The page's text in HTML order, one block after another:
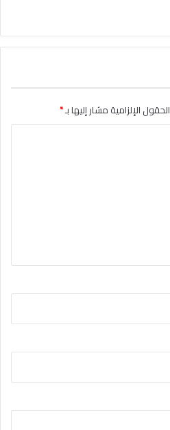
الحقول الإلزامية مشار إليها بـ*